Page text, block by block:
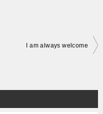
I am always welcome